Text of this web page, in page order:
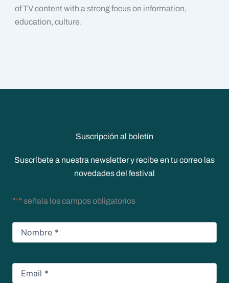
of TV content with a strong focus on information,
education, culture.
Suscripción al boletín
Suscríbete a nuestra newsletter y recibe en tu correo las
novedades del festival
"*" señala los campos obligatorios